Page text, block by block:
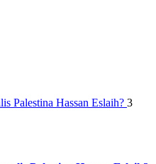
Palestina Hassan Eslaih? 3